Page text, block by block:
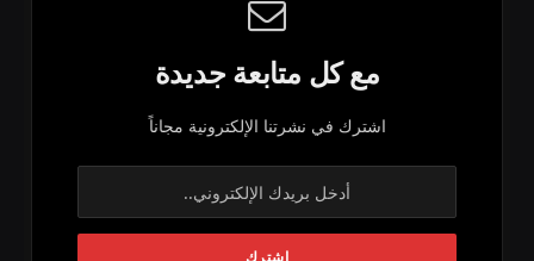
مع كل متابعة جديدة
اشترك في نشرتنا الإلكترونية مجاناً